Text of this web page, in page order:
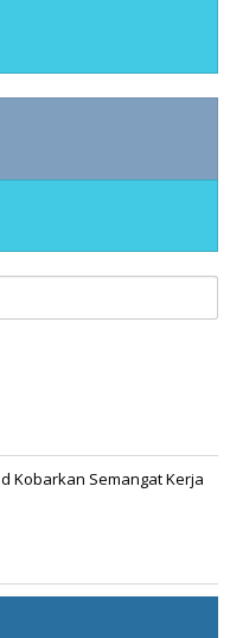
Kobarkan Semangat Kerja